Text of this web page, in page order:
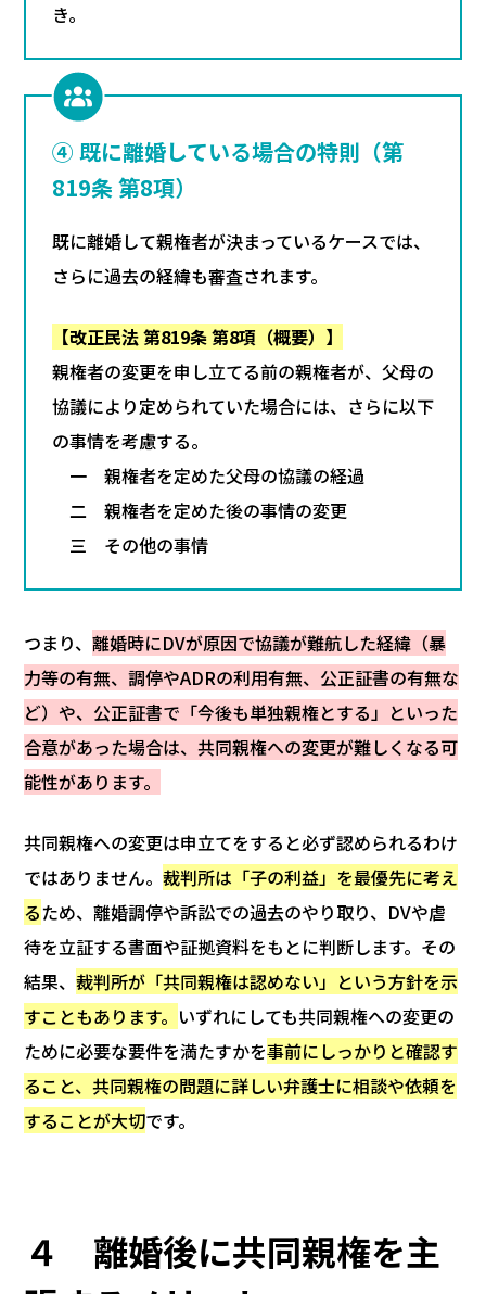
き。
④ 既に離婚している場合の特則（第
819条 第8項）
既に離婚して親権者が決まっているケースでは、
さらに過去の経緯も審査されます。
【改正民法 第819条 第8項（概要）】
親権者の変更を申し立てる前の親権者が、父母の
協議により定められていた場合には、さらに以下
の事情を考慮する。
一 親権者を定めた父母の協議の経過
二 親権者を定めた後の事情の変更
三 その他の事情
つまり、 離婚時にDVが原因で協議が難航した経緯（暴
力等の有無、調停やADRの利用有無、公正証書の有無な
ど）や、公正証書で「今後も単独親権とする」といった
合意があった場合は、共同親権への変更が難しくなる可
能性があります。
共同親権への変更は申立てをすると必ず認められるわけ
ではありません。 裁判所は「子の利益」を最優先に考え
るため、離婚調停や訴訟での過去のやり取り、DVや虐
待を立証する書面や証拠資料をもとに判断します。その
結果、 裁判所が「共同親権は認めない」という方針を示
すこともあります。 いずれにしても共同親権への変更の
ために必要な要件を満たすかを事前にしっかりと確認す
ること、共同親権の問題に詳しい弁護士に相談や依頼を
することが大切です。
４ 離婚後に共同親権を主